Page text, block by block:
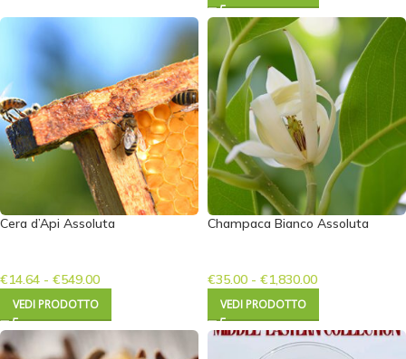
Cera d’Api Assoluta
€14.64 - €549.00
VEDI PRODOTTO
Champaca Bianco Assoluta
€35.00 - €1,830.00
VEDI PRODOTTO